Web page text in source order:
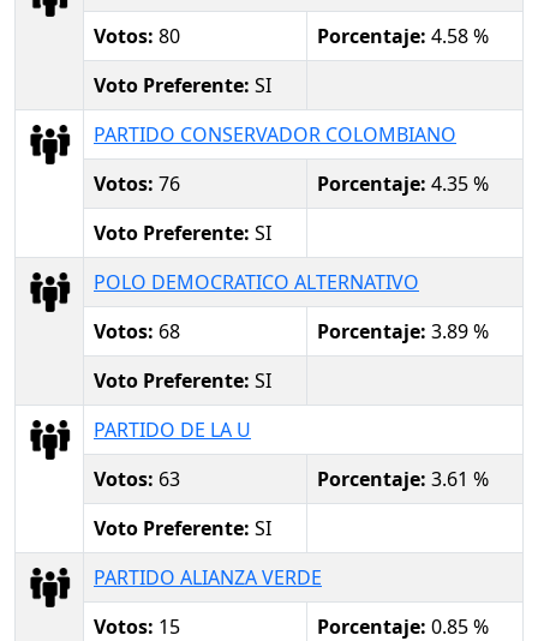
Votos: 80 Porcentaje: 4.58 %
Voto Preferente: SI
PARTIDO CONSERVADOR COLOMBIANO
Votos: 76 Porcentaje: 4.35 %
Voto Preferente: SI
POLO DEMOCRATICO ALTERNATIVO
Votos: 68 Porcentaje: 3.89 %
Voto Preferente: SI
PARTIDO DE LA U
Votos: 63 Porcentaje: 3.61 %
Voto Preferente: SI
PARTIDO ALIANZA VERDE
Votos: 15 Porcentaje: 0.85 %